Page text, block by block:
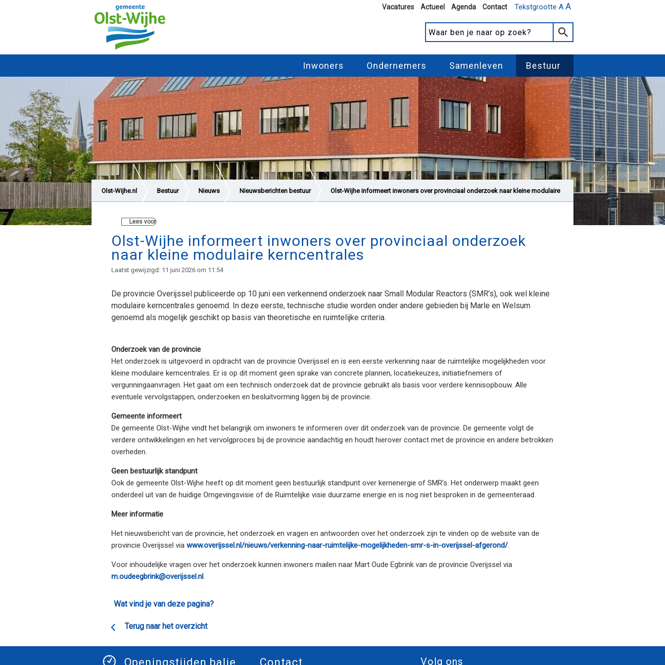
Tekstgrootte A A
Vacatures Actueel Agenda Contact
Inwoners Ondernemers Samenleven Bestuur
Olst-Wijhe.nl Bestuur Nieuws Nieuwsberichten bestuur Olst-Wijhe informeert inwoners over provinciaal onderzoek naar kleine modulaire
Lees voor
Olst-Wijhe informeert inwoners over provinciaal onderzoek
naar kleine modulaire kerncentrales
Laatst gewijzigd: 11 juni 2026 om 11:54
De provincie Overijssel publiceerde op 10 juni een verkennend onderzoek naar Small Modular Reactors (SMR’s), ook wel kleine
modulaire kerncentrales genoemd. In deze eerste, technische studie worden onder andere gebieden bij Marle en Welsum
genoemd als mogelijk geschikt op basis van theoretische en ruimtelijke criteria.
Onderzoek van de provincie
Het onderzoek is uitgevoerd in opdracht van de provincie Overijssel en is een eerste verkenning naar de ruimtelijke mogelijkheden voor
kleine modulaire kerncentrales. Er is op dit moment geen sprake van concrete plannen, locatiekeuzes, initiatiefnemers of
vergunningaanvragen. Het gaat om een technisch onderzoek dat de provincie gebruikt als basis voor verdere kennisopbouw. Alle
eventuele vervolgstappen, onderzoeken en besluitvorming liggen bij de provincie.
Gemeente informeert
De gemeente Olst-Wijhe vindt het belangrijk om inwoners te informeren over dit onderzoek van de provincie. De gemeente volgt de
verdere ontwikkelingen en het vervolgproces bij de provincie aandachtig en houdt hierover contact met de provincie en andere betrokken
overheden.
Geen bestuurlijk standpunt
Ook de gemeente Olst-Wijhe heeft op dit moment geen bestuurlijk standpunt over kernenergie of SMR’s. Het onderwerp maakt geen
onderdeel uit van de huidige Omgevingsvisie of de Ruimtelijke visie duurzame energie en is nog niet besproken in de gemeenteraad.
Meer informatie
Het nieuwsbericht van de provincie, het onderzoek en vragen en antwoorden over het onderzoek zijn te vinden op de website van de
provincie Overijssel via www.overijssel.nl/nieuws/verkenning-naar-ruimtelijke-mogelijkheden-smr-s-in-overijssel-afgerond/.
Voor inhoudelijke vragen over het onderzoek kunnen inwoners mailen naar Mart Oude Egbrink van de provincie Overijssel via
m.oudeegbrink@overijssel.nl.
Wat vind je van deze pagina?
Terug naar het overzicht
Openingstijden balie Contact Volg ons